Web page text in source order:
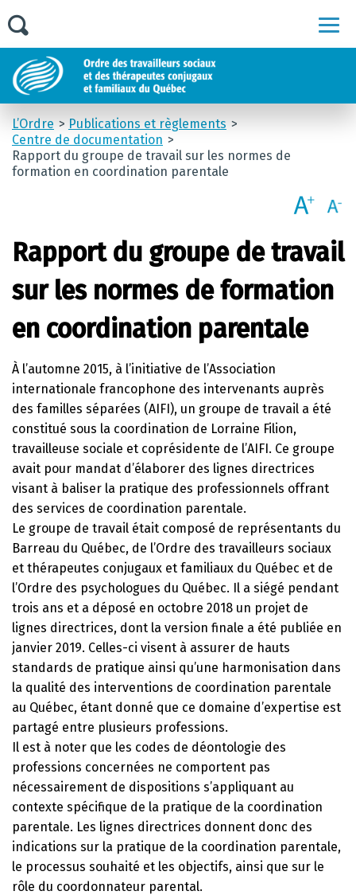
L’Ordre
Publications et règlements
Centre de documentation
Rapport du groupe de travail sur les normes de
formation en coordination parentale
Rapport du groupe de travail
sur les normes de formation
en coordination parentale
À l’automne 2015, à l’initiative de l’Association
internationale francophone des intervenants auprès
des familles séparées (AIFI), un groupe de travail a été
constitué sous la coordination de Lorraine Filion,
travailleuse sociale et coprésidente de l’AIFI. Ce groupe
avait pour mandat d’élaborer des lignes directrices
visant à baliser la pratique des professionnels offrant
des services de coordination parentale.
Le groupe de travail était composé de représentants du
Barreau du Québec, de l’Ordre des travailleurs sociaux
et thérapeutes conjugaux et familiaux du Québec et de
l’Ordre des psychologues du Québec. Il a siégé pendant
trois ans et a déposé en octobre 2018 un projet de
lignes directrices, dont la version finale a été publiée en
janvier 2019. Celles-ci visent à assurer de hauts
standards de pratique ainsi qu’une harmonisation dans
la qualité des interventions de coordination parentale
au Québec, étant donné que ce domaine d’expertise est
partagé entre plusieurs professions.
Il est à noter que les codes de déontologie des
professions concernées ne comportent pas
nécessairement de dispositions s’appliquant au
contexte spécifique de la pratique de la coordination
parentale. Les lignes directrices donnent donc des
indications sur la pratique de la coordination parentale,
le processus souhaité et les objectifs, ainsi que sur le
rôle du coordonnateur parental.